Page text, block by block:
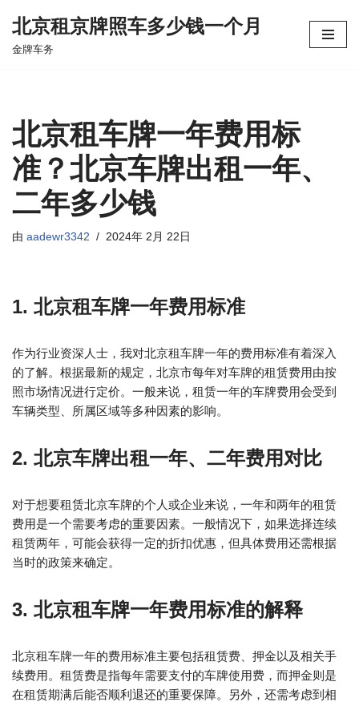
跳
北京租京牌照车多少钱一个月
金牌车务
北京租车牌一年费用标
准？北京车牌出租一年、
二年多少钱
由 aadewr3342 2024年 2月 22日
1. 北京租车牌一年费用标准
作为行业资深人士，我对北京租车牌一年的费用标准有着深入
的了解。根据最新的规定，北京市每年对车牌的租赁费用由按
照市场情况进行定价。一般来说，租赁一年的车牌费用会受到
车辆类型、所属区域等多种因素的影响。
2. 北京车牌出租一年、二年费用对比
对于想要租赁北京车牌的个人或企业来说，一年和两年的租赁
费用是一个需要考虑的重要因素。一般情况下，如果选择连续
租赁两年，可能会获得一定的折扣优惠，但具体费用还需根据
当时的政策来确定。
3. 北京租车牌一年费用标准的解释
北京租车牌一年的费用标准主要包括租赁费、押金以及相关手
续费用。租赁费是指每年需要支付的车牌使用费，而押金则是
在租赁期满后能否顺利退还的重要保障。另外，还需考虑到相